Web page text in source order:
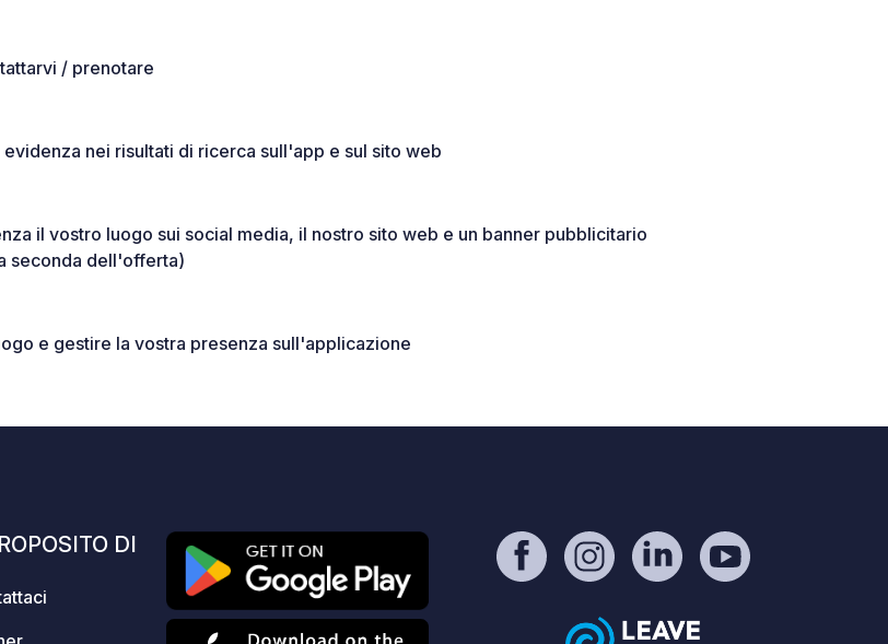
/ prenotare
nei risultati di ricerca sull'app e sul sito web
il vostro luogo sui social media, il nostro sito web e un banner pubblicitario
seconda dell'offerta)
e gestire la vostra presenza sull'applicazione
DI